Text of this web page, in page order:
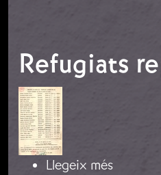
Refugiats
Imatge
Llegeix méssobre